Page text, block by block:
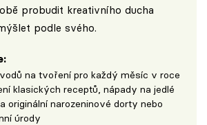
probudit kreativního ducha
podle svého.
na tvoření pro každý měsíc v roce
klasických receptů, nápady na jedlé
originální narozeninové dorty nebo
úrody